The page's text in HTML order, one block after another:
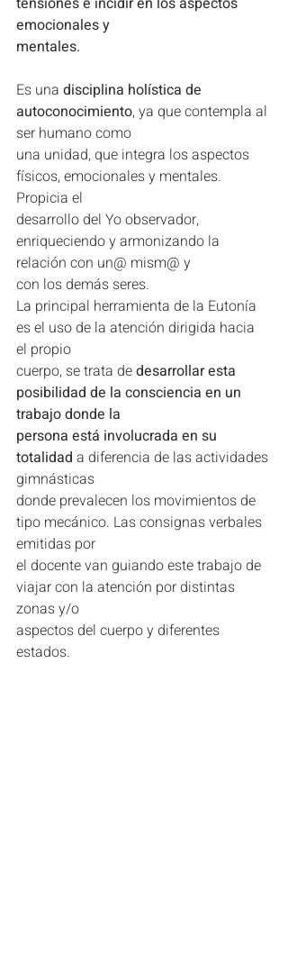
emocionales y
mentales.
Es una disciplina holística de
autoconocimiento, ya que contempla al
ser humano como
una unidad, que integra los aspectos
físicos, emocionales y mentales.
Propicia el
desarrollo del Yo observador,
enriqueciendo y armonizando la
relación con un@ mism@ y
con los demás seres.
La principal herramienta de la Eutonía
es el uso de la atención dirigida hacia
el propio
cuerpo, se trata de desarrollar esta
posibilidad de la consciencia en un
trabajo donde la
persona está involucrada en su
totalidad a diferencia de las actividades
gimnásticas
donde prevalecen los movimientos de
tipo mecánico. Las consignas verbales
emitidas por
el docente van guiando este trabajo de
viajar con la atención por distintas
zonas y/o
aspectos del cuerpo y diferentes
estados.